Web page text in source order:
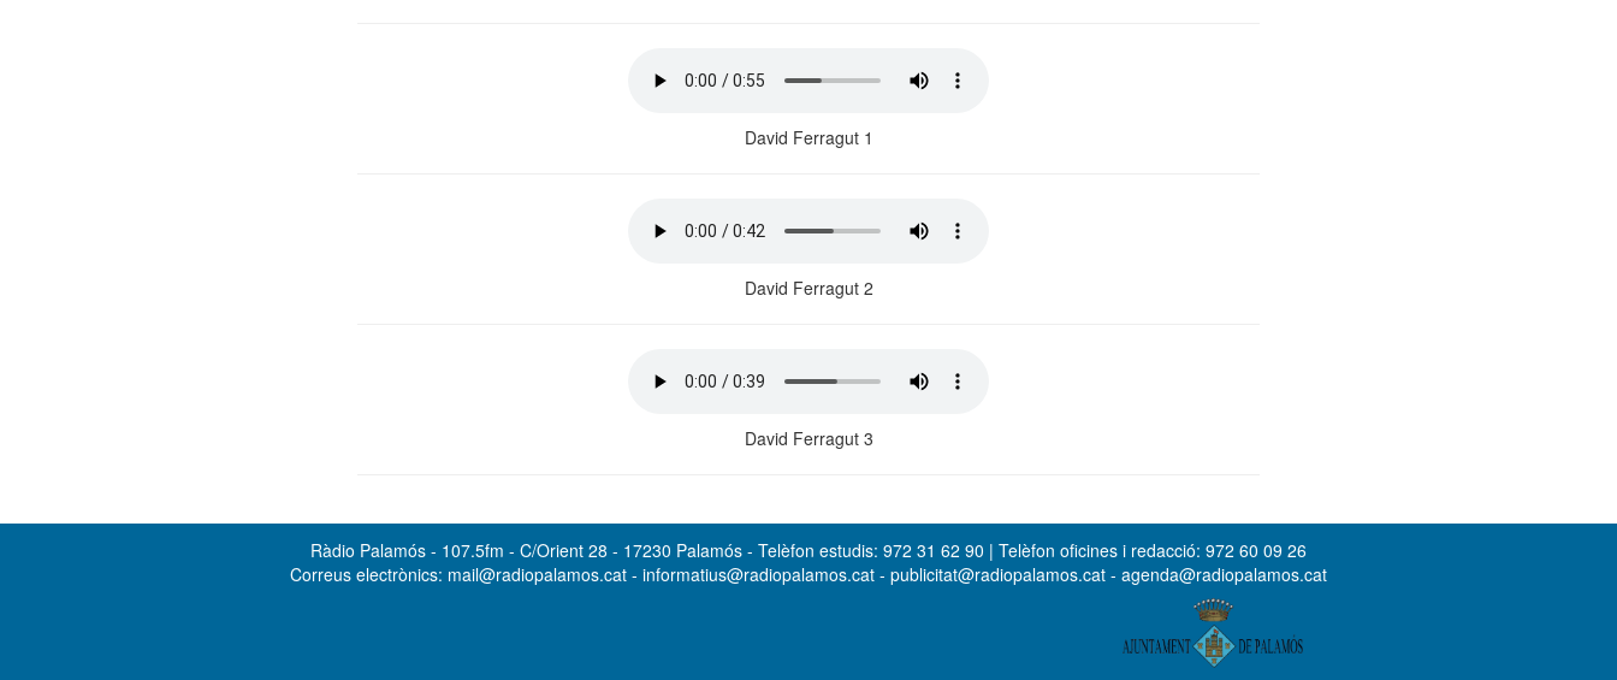
David Ferragut 1
David Ferragut 2
David Ferragut 3
Ràdio Palamós - 107.5fm - C/Orient 28 - 17230 Palamós - Telèfon estudis: 972 31 62 90 | Telèfon oficines i redacció: 972 60 09 26
Correus electrònics: mail@radiopalamos.cat - informatius@radiopalamos.cat - publicitat@radiopalamos.cat - agenda@radiopalamos.cat